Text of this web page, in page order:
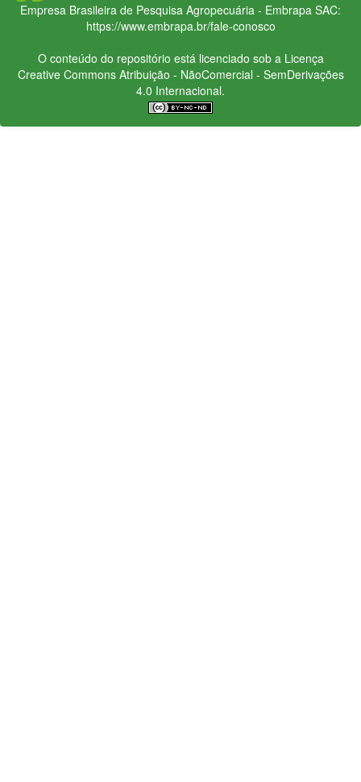
Empresa Brasileira de Pesquisa Agropecuária - Embrapa SAC:
https://www.embrapa.br/fale-conosco
O conteúdo do repositório está licenciado sob a Licença
Creative CommonsAtribuição - NãoComercial - SemDerivações
4.0 Internacional.